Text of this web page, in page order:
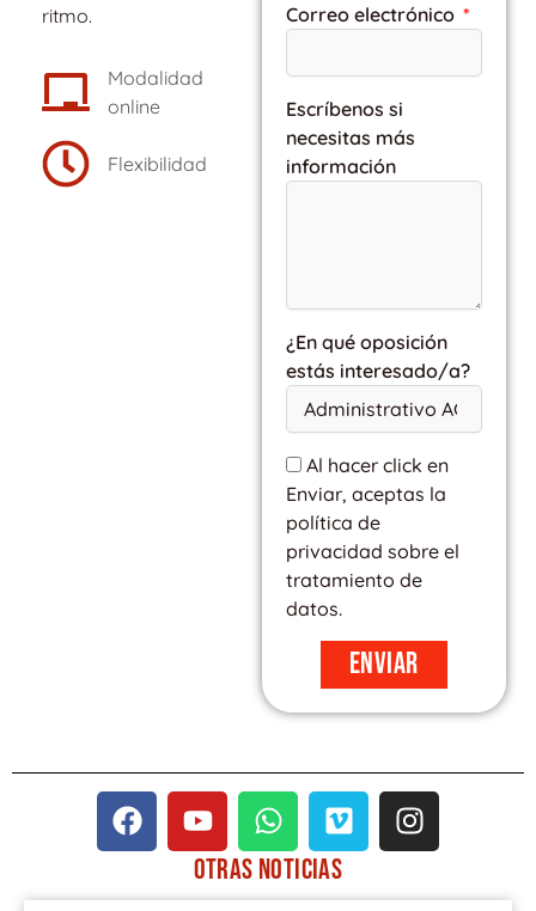
ritmo.
Modalidad
online
Flexibilidad
Correo electrónico
Escríbenos si
necesitas más
información
¿En qué oposición
estás interesado/a?
Al hacer click en
Enviar, aceptas la
política de
privacidad sobre el
tratamiento de
datos.
Enviar
F
a
e
Y
o
u
t
W
h
a
t
V
i
m
e
I
n
t
OTRAS NOTICIAS
PÁGINA
PÁGINA
PÁGINA
PÁGINA